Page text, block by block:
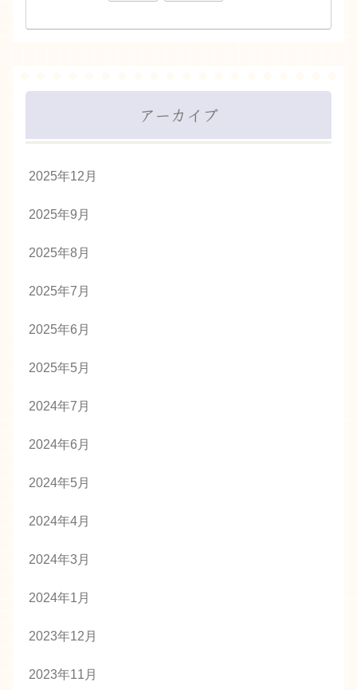
アーカイブ
2025年12月
2025年9月
2025年8月
2025年7月
2025年6月
2025年5月
2024年7月
2024年6月
2024年5月
2024年4月
2024年3月
2024年1月
2023年12月
2023年11月